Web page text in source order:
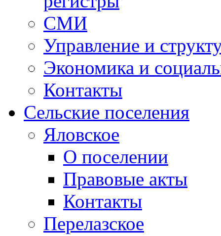
СМИ
Управление и
Экономика и
Контакты
Сельские поселения
Яловское
О поселении
Правовые акты
Контакты
Перелазское